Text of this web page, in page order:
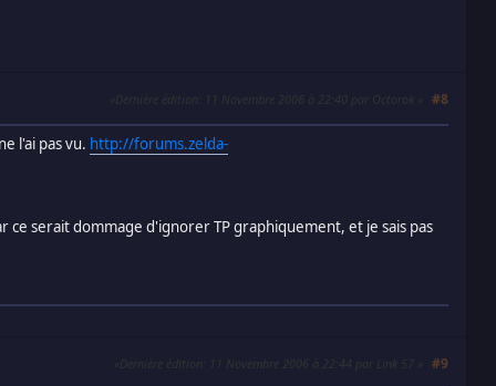
#8
Dernière édition : 11 Novembre 2006 à 22:40 par Octorok
l'ai pas vu. http://forums.zelda-
ce serait dommage d'ignorer TP graphiquement, et je sais pas
#9
Dernière édition : 11 Novembre 2006 à 22:44 par Link 57